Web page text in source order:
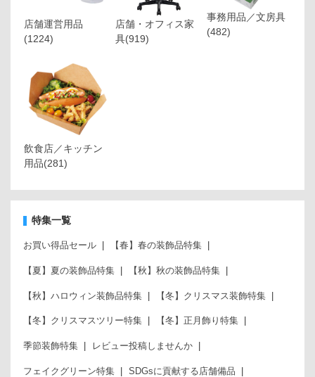
店舗運営用品
(1224)
店舗・オフィス家
具(919)
事務用品／文房具
(482)
飲食店／キッチン
用品(281)
特集一覧
お買い得品セール 【春】春の装飾品特集
【夏】夏の装飾品特集 【秋】秋の装飾品特集
【秋】ハロウィン装飾品特集 【冬】クリスマス装飾特集
【冬】クリスマスツリー特集 【冬】正月飾り特集
季節装飾特集 レビュー投稿しませんか
フェイクグリーン特集 SDGsに貢献する店舗備品